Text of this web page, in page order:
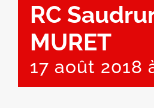
RC
MURET
17 août 2018